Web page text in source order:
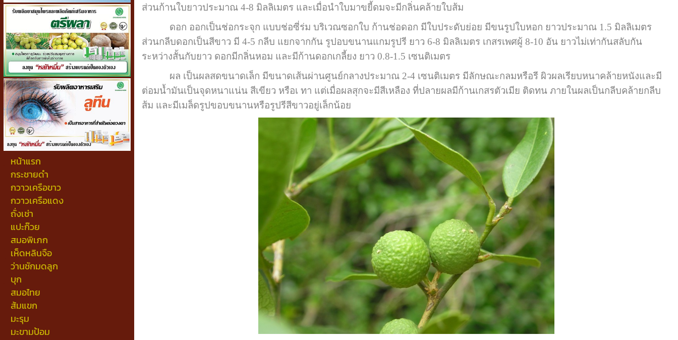
หน้าแรก
กระชายดำ
กวาวเครือขาว
กวาวเครือแดง
ถั่งเช่า
แปะก๊วย
สมอพิเภก
เห็ดหลินจือ
ว่านชักมดลูก
บุก
สมอไทย
ส้มแขก
มะรุม
มะขามป้อม
ส่วนก้านใบยาวประมาณ 4-8 มิลลิเมตร และเมื่อนำใบมาขยี้ดมจะมีกลิ่นคล้ายใบส้ม
ดอก ออกเป็นช่อกระจุก แบบช่อซี่ร่ม บริเวณซอกใบ ก้านช่อดอก มีใบประดับย่อย มีขนรูปใบหอก ยาวประมาณ 1.5 มิลลิเมตร
ส่วนกลีบดอกเป็นสีขาว มี 4-5 กลีบ แยกจากกัน รูปอบขนานแกมรูปรี ยาว 6-8 มิลลิเมตร เกสรเพศผู้ 8-10 อัน ยาวไม่เท่ากันสลับกัน
ระหว่างสั้นกับยาว ดอกมีกลิ่นหอม และมีก้านดอกเกลี้ยง ยาว 0.8-1.5 เซนติเมตร
ผล เป็นผลสดขนาดเล็ก มีขนาดเส้นผ่านศูนย์กลางประมาณ 2-4 เซนติเมตร มีลักษณะกลมหรือรี ผิวผลเรียบหนาคล้ายหนังและมี
ต่อมน้ำมันเป็นจุดหนาแน่น สีเขียว หรือเ ทา แต่เมื่อผลสุกจะมีสีเหลือง ที่ปลายผลมีก้านเกสรตัวเมีย ติดทน ภายในผลเป็นกลีบคล้ายกลีบ
ส้ม และมีเมล็ดรูปขอบขนานหรือรูปรีสีขาวอยู่เล็กน้อย